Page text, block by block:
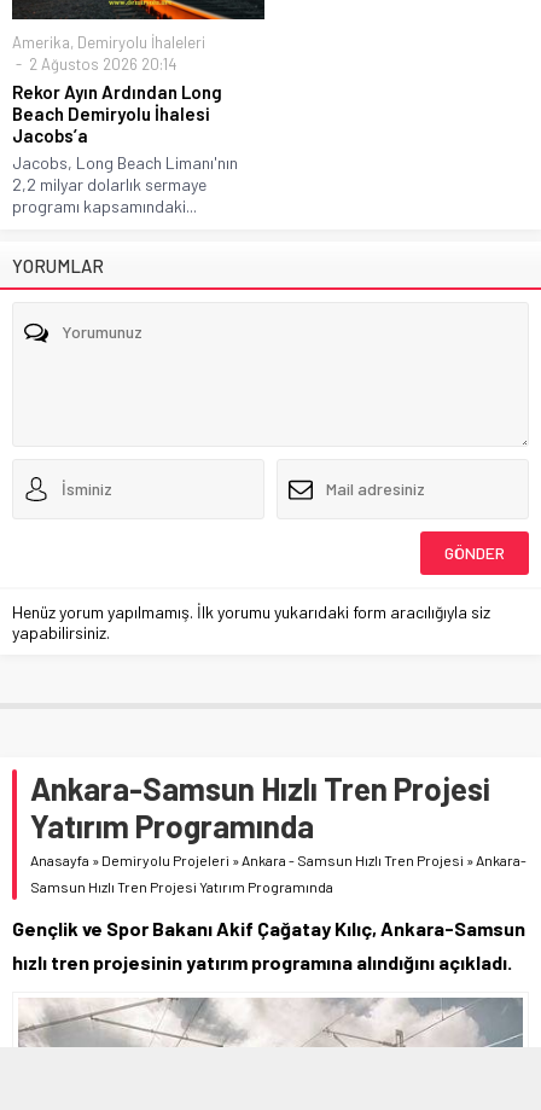
Amerika, Demiryolu İhaleleri
2 Ağustos 2026 20:14
Rekor Ayın Ardından Long
Beach Demiryolu İhalesi
Jacobs’a
Jacobs, Long Beach Limanı'nın
2,2 milyar dolarlık sermaye
programı kapsamındaki...
YORUMLAR
Henüz yorum yapılmamış. İlk yorumu yukarıdaki form aracılığıyla siz
yapabilirsiniz.
Ankara-Samsun Hızlı Tren Projesi
Yatırım Programında
Anasayfa » Demiryolu Projeleri » Ankara - Samsun Hızlı Tren Projesi » Ankara-
Samsun Hızlı Tren Projesi Yatırım Programında
Gençlik ve Spor Bakanı Akif Çağatay Kılıç, Ankara-Samsun
hızlı tren projesinin yatırım programına alındığını açıkladı.